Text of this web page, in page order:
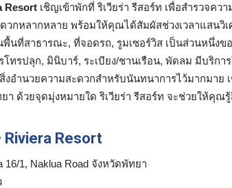
Resort เชิญเข้าพักที่ ริเวียร่า รีสอร์ท เพื่อสำรวจค
วกหลากหลาย พร้อมให้คุณได้สัมผัสช่วงเวลาแสนวิ
พื้นที่สาธารณะ, ที่จอดรถ, รูมเซอร์วิส เป็นส่วนหนึ่งข
โทรปลุก, มินิบาร์, ระเบียง/ชานเรือน, พัดลม มีบริกา
งอำนวยความสะดวกสำหรับนันทนาการไว้มากมาย
ยา ด้วยจุดมุ่งหมายใด ริเวียร่า รีสอร์ท จะช่วยให้คุ
Riviera Resort
16/1, Naklua Road จังหวัดพัทยา